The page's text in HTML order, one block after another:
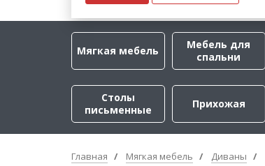
Мягкая мебель
Мебель для
спальни
Столы
письменные
Прихожая
Главная Мягкая мебель Диваны